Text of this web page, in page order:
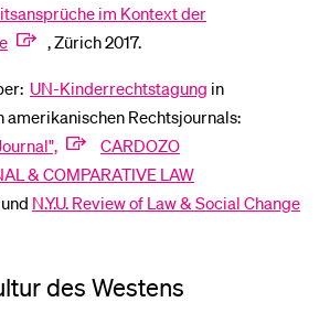
im Kontext der
, Zürich 2017.
UN-Kinderrechtstagung in
amerikanischen Rechtsjournals:
CARDOZO
& COMPARATIVE LAW
und N.Y.U. Review of Law & Social Change
des Westens